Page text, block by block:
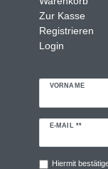
Zur Kasse
Registrieren
Login
VORNAME
E-MAIL **
Newsletter
Hiermit